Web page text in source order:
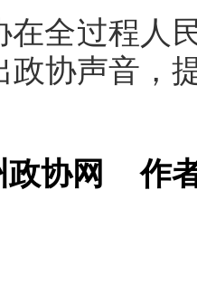
全过程人
政协声音，
政协网作